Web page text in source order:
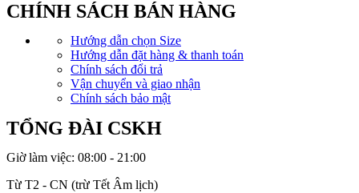
CHÍNH SÁCH BÁN HÀNG
Hướng dẫn chọn Size
Hướng dẫn đặt hàng & thanh toán
Chính sách đổi trả
Vận chuyển và giao nhận
Chính sách bảo mật
TỔNG ĐÀI CSKH
Giờ làm việc: 08:00 - 21:00
Từ T2 - CN (trừ Tết Âm lịch)